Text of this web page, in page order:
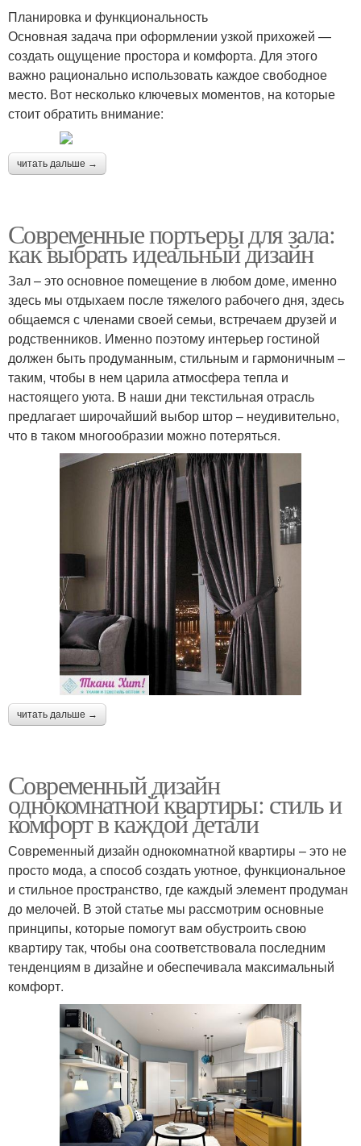
Планировка и функциональность
Основная задача при оформлении узкой прихожей —
создать ощущение простора и комфорта. Для этого
важно рационально использовать каждое свободное
место. Вот несколько ключевых моментов, на которые
стоит обратить внимание:
читать дальше →
Современные портьеры для зала:
как выбрать идеальный дизайн
Зал – это основное помещение в любом доме, именно
здесь мы отдыхаем после тяжелого рабочего дня, здесь
общаемся с членами своей семьи, встречаем друзей и
родственников. Именно поэтому интерьер гостиной
должен быть продуманным, стильным и гармоничным –
таким, чтобы в нем царила атмосфера тепла и
настоящего уюта. В наши дни текстильная отрасль
предлагает широчайший выбор штор – неудивительно,
что в таком многообразии можно потеряться.
читать дальше →
Современный дизайн
однокомнатной квартиры: стиль и
комфорт в каждой детали
Современный дизайн однокомнатной квартиры – это не
просто мода, а способ создать уютное, функциональное
и стильное пространство, где каждый элемент продуман
до мелочей. В этой статье мы рассмотрим основные
принципы, которые помогут вам обустроить свою
квартиру так, чтобы она соответствовала последним
тенденциям в дизайне и обеспечивала максимальный
комфорт.